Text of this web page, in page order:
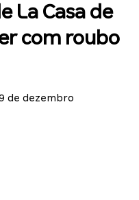
La Casa de
com roubo
de dezembro